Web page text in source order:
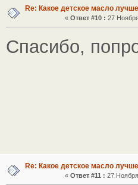
Re: Какое детское масло
« Ответ #10 : 27
Спасибо,
Re: Какое детское масло
«Ответ #11 : 27